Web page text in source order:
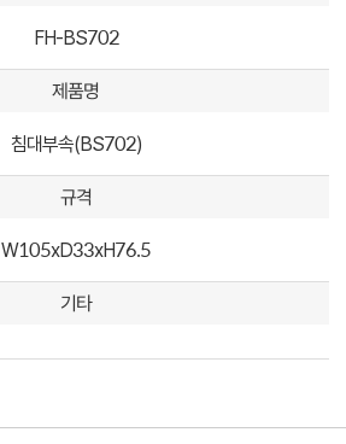
FH-BS702
제품명
침대부속(BS702)
규격
W105xD33xH76.5
기타